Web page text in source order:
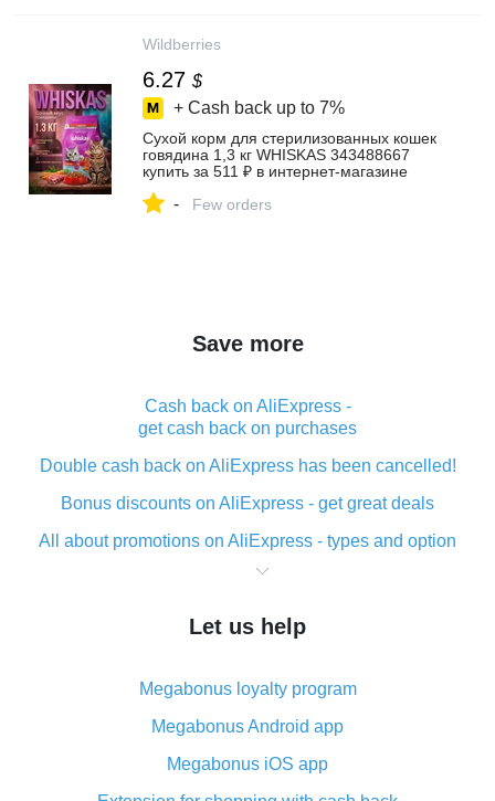
Wildberries
6.27 $
+ Cash back up to 7%
Сухой корм для стерилизованных кошек
говядина 1,3 кг WHISKAS 343488667
купить за 511 ₽ в интернет‑магазине
- Few orders
Save more
Cash back on AliExpress -
get cash back on purchases
Double cash back on AliExpress has been cancelled!
Bonus discounts on AliExpress - get great deals
All about promotions on AliExpress - types and option
What is cash back when making purchases on
The best place to download cash back for AliExpress
What is the AliExpress cash back plugin and what are
its advantages
Cash back from the AliExpress mobile app -
advantages of the plugin
Let us help
Megabonus loyalty program
Megabonus Android app
Megabonus iOS app